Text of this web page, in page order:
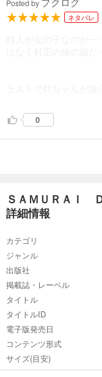
Posted by
ネタバレ
0
ＳＡＭＵＲＡＩ
詳細情報
カテゴリ
ジャンル
出版社
掲載誌・レーベル
タイトル
タイトルID
電子版発売日
コンテンツ形式
サイズ(目安)